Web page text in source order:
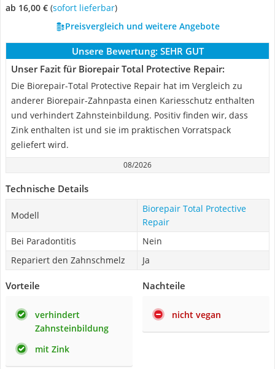
ab 16,00 € ( Sofort lieferbar)
Preisvergleich und weitere Angebote
Unsere Bewertung: SEHR GUT
Unser Fazit für Biorepair Total Protective Repair:
Die Biorepair-Total Protective Repair hat im Vergleich zu
anderer Biorepair-Zahnpasta einen Kariesschutz enthalten
und verhindert Zahnsteinbildung. Positiv finden wir, dass
Zink enthalten ist und sie im praktischen Vorratspack
geliefert wird.
08/2026
Technische Details
Modell
Biorepair Total Protective
Repair
Bei Paradontitis
Nein
Repariert den Zahnschmelz
Ja
Vorteile
verhindert
Zahnsteinbildung
mit Zink
Nachteile
nicht vegan